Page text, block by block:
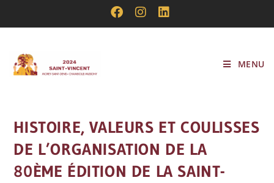
MENU
HISTOIRE, VALEURS ET COULISSES
DE L’ORGANISATION DE LA
80ÈME ÉDITION DE LA SAINT-